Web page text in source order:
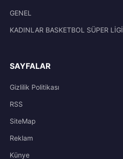
GENEL
KADINLAR BASKETBOL SÜPER LİGİ
SAYFALAR
Gizlilik Politikası
RSS
SiteMap
Reklam
Künye